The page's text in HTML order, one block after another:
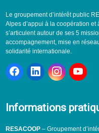
Le groupement d’intérêt public
Alpes d’appui à la coopération
s’articulent autour de ses 5
accompagnement, mise en
solidarité internationale.
Informations
RESACOOP– Groupement